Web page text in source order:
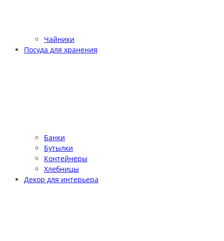
Чайники
Посуда для хранения
Банки
Бутылки
Контейнеры
Хлебницы
Декор для интерьера